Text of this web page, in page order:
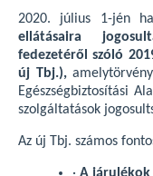
2020. július 1-jén
ellátásaira
fedezetéről szóló
új Tbj.),
Egészségbiztosítási
szolgáltatások
Az új Tbj. számos